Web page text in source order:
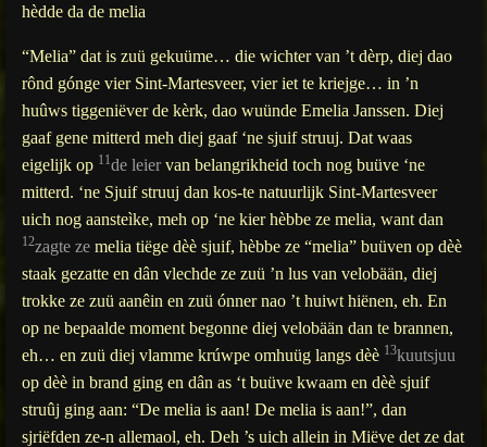
hèdde da de melia
“Melia” dat is zuü gekuüme… die wichter van ’t dèrp, diej dao
rônd gónge vier Sint-Martesveer, vier iet te kriejge… in ’n
huûws tiggeniëver de kèrk, dao wuünde Emelia Janssen. Diej
gaaf gene mitterd meh diej gaaf ‘ne sjuif struuj. Dat waas
eigelijk op 11de leiervan belangrikheid toch nog buüve ‘ne
mitterd. ‘ne Sjuif struuj dan kos-te natuurlijk Sint-Martesveer
uich nog aansteìke, meh op ‘ne kier hèbbe ze melia, want dan
12zagte ze melia tiëge dèè sjuif, hèbbe ze “melia” buüven op dèè
staak gezatte en dân vlechde ze zuü ’n lus van velobään, diej
trokke ze zuü aanêin en zuü ónner nao ’t huiwt hiënen, eh. En
op ne bepaalde moment begonne diej velobään dan te brannen,
eh… en zuü diej vlamme krúwpe omhuüg langs dèè 13kuutsjuu
op dèè in brand ging en dân as ‘t buüve kwaam en dèè sjuif
struûj ging aan: “De melia is aan! De melia is aan!”, dan
sjriëfden ze-n allemaol, eh. Deh ’s uich allein in Miëve det ze dat